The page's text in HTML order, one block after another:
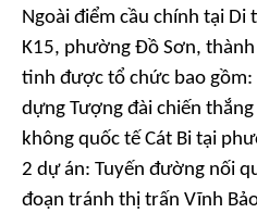
Ngoài điểm cầu chính tại Di
K15, phường Đồ Sơn,
tinh được tổ chức bao gồm:
dựng Tượng đài chiến thắng
không quốc tế Cát Bi tại
2 dự án: Tuyến đường nối
đoạn tránh thị trấn Vĩnh